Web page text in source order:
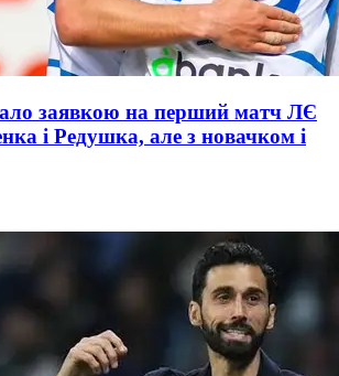
заявкою на перший матч ЛЄ
і Редушка, але з новачком і